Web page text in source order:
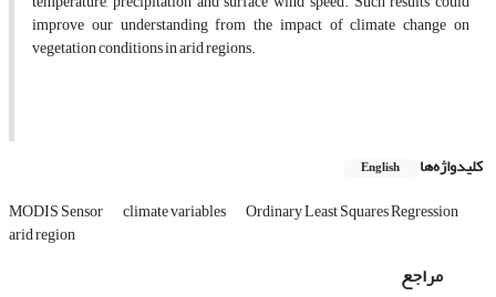
improve our understanding from the impact of climate change on
vegetation conditions in arid regions.
کلیدواژه‌ها English
MODIS Sensor climate variables Ordinary Least Squares Regression
arid region
مراجع